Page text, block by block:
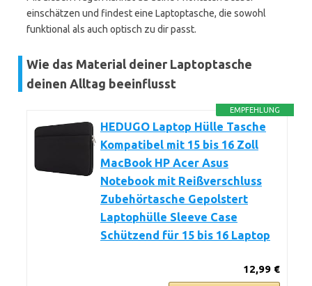
einschätzen und findest eine Laptoptasche, die sowohl
funktional als auch optisch zu dir passt.
Wie das Material deiner Laptoptasche
deinen Alltag beeinflusst
EMPFEHLUNG
HEDUGO Laptop Hülle Tasche
Kompatibel mit 15 bis 16 Zoll
MacBook HP Acer Asus
Notebook mit Reißverschluss
Zubehörtasche Gepolstert
Laptophülle Sleeve Case
Schützend für 15 bis 16 Laptop
12,99 €